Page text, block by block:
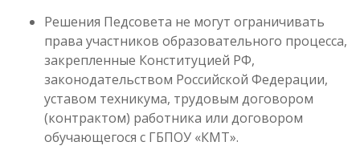
Решения Педсовета не могут ограничивать
права участников образовательного процесса,
закрепленные Конституцией РФ,
законодательством Российской Федерации,
уставом техникума, трудовым договором
(контрактом) работника или договором
обучающегося с ГБПОУ «КМТ».